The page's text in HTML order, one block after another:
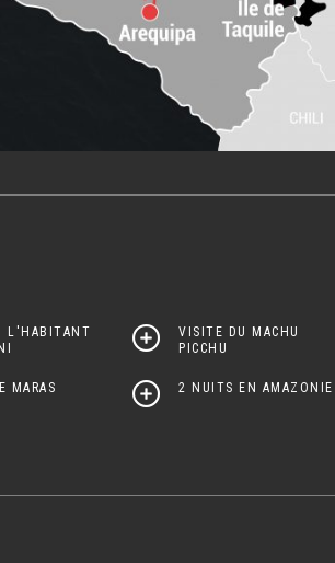
L'HABITANT
MARAS
VISITE DU MACHU
PICCHU
2 NUITS EN AMAZONIE